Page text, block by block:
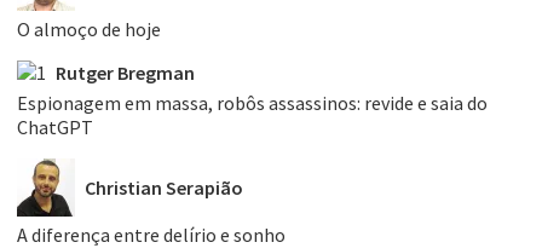
O almoço de hoje
Rutger Bregman
Espionagem em massa, robôs assassinos: revide e saia do
ChatGPT
Christian Serapião
A diferença entre delírio e sonho